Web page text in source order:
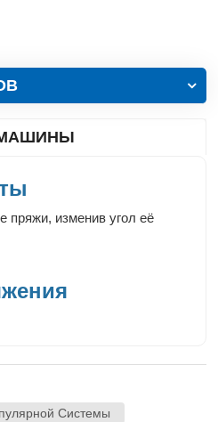
МАШИНЫ
пряжи, изменив угол её
Системы